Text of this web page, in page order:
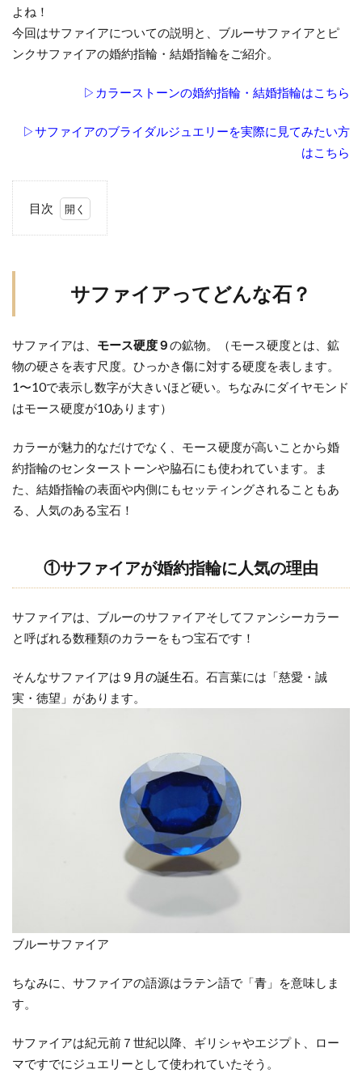
よね！
今回はサファイアについての説明と、ブルーサファイアとピ
ンクサファイアの婚約指輪・結婚指輪をご紹介。
▷カラーストーンの婚約指輪・結婚指輪はこちら
▷サファイアのブライダルジュエリーを実際に見てみたい方
はこちら
目次
石？
1.1
①サ
ファ
が婚
約指
輪に
人気
1.2
ファ
イア
つパ
ワー
ァイ
婚約
輪・
指輪
サファイアってどんな石？
サファイアは、 モース硬度９の鉱物。（モース硬度とは、鉱
物の硬さを表す尺度。ひっかき傷に対する硬度を表します。
1〜10で表示し数字が大きいほど硬い。ちなみにダイヤモンド
はモース硬度が10あります）
カラーが魅力的なだけでなく、モース硬度が高いことから婚
約指輪のセンターストーンや脇石にも使われています。ま
た、結婚指輪の表面や内側にもセッティングされることもあ
る、人気のある宝石！
①サファイアが婚約指輪に人気の理由
サファイアは、ブルーのサファイアそしてファンシーカラー
と呼ばれる数種類のカラーをもつ宝石です！
そんなサファイアは ９月の誕生石。 石言葉には「慈愛・誠
実・徳望」があります。
ブルーサファイア
ちなみに、サファイアの語源はラテン語で「青 」を意味しま
す。
サファイアは紀元前７世紀以降、ギリシャやエジプト、ロー
マですでにジュエリーとして使われていたそう。